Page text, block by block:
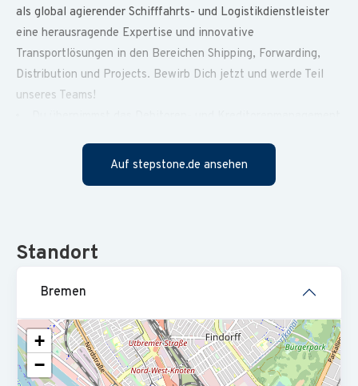
als global agierender Schifffahrts- und Logistikdienstleister
eine herausragende Expertise und innovative
Transportlösungen in den Bereichen Shipping, Forwarding,
Distribution und Projects. Bewirb Dich jetzt und werde Teil
unseres Teams!
Du kümmerst dich um den Zahlungsverkehr und das
Mahnwesen
Du erstellst die vorbereitenden Monats- und
Du unterstützt bei der Vorbereitung der Jahresabschlüsse
Erfolgreich abgeschlossene Ausbildung zum
Steuerfachangestellten (m/w/d) oder eine Weiterbildung
Auf stepstone.de ansehen
Standort
Bremen
+
−